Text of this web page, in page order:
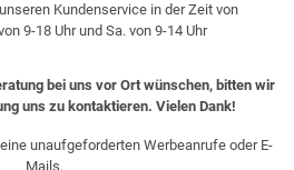
Kundenservice in der Zeit von
9-18 Uhr und Sa. von 9-14 Uhr
bei uns vor Ort wünschen, bitten wir
uns zu kontaktieren. Vielen Dank!
unaufgeforderten Werbeanrufe oder E-
Mails.